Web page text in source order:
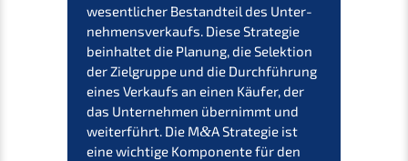
wesent­li­cher Bestand­teil des Unter­
neh­mens­ver­kaufs. Diese Strate­gie
beinhal­tet die Planung, die Selek­ti­on
der Zielgrup­pe und die Durch­füh­rung
eines Verkaufs an einen Käufer, der
das Unter­neh­men übernimmt und
weiter­führt. Die M&A Strate­gie ist
eine wichti­ge Kompo­nen­te für den